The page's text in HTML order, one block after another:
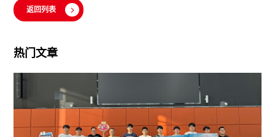
返回列表
热门文章